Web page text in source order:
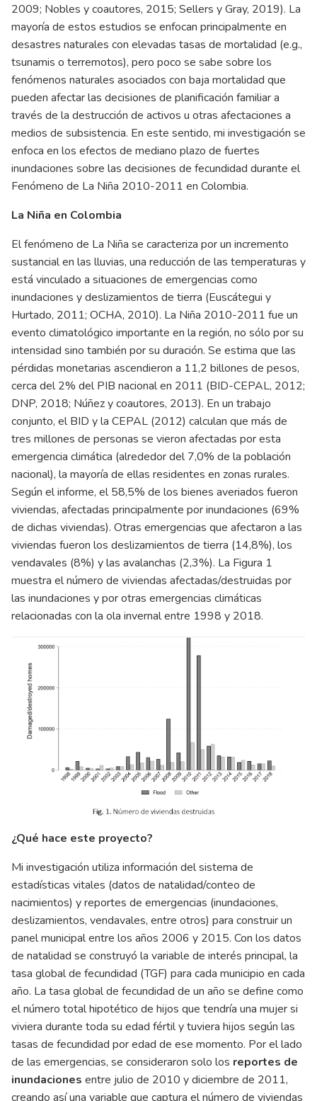
2009; Nobles y coautores, 2015; Sellers y Gray, 2019). La
mayoría de estos estudios se enfocan principalmente en
desastres naturales con elevadas tasas de mortalidad (e.g.,
tsunamis o terremotos), pero poco se sabe sobre los
fenómenos naturales asociados con baja mortalidad que
pueden afectar las decisiones de planificación familiar a
través de la destrucción de activos u otras afectaciones a
medios de subsistencia. En este sentido, mi investigación se
enfoca en los efectos de mediano plazo de fuertes
inundaciones sobre las decisiones de fecundidad durante el
Fenómeno de La Niña 2010-2011 en Colombia.
La Niña en Colombia
El fenómeno de La Niña se caracteriza por un incremento
sustancial en las lluvias, una reducción de las temperaturas y
está vinculado a situaciones de emergencias como
inundaciones y deslizamientos de tierra (Euscátegui y
Hurtado, 2011; OCHA, 2010). La Niña 2010-2011 fue un
evento climatológico importante en la región, no sólo por su
intensidad sino también por su duración. Se estima que las
pérdidas monetarias ascendieron a 11,2 billones de pesos,
cerca del 2% del PIB nacional en 2011 (BID-CEPAL, 2012;
DNP, 2018; Núñez y coautores, 2013). En un trabajo
conjunto, el BID y la CEPAL (2012) calculan que más de
tres millones de personas se vieron afectadas por esta
emergencia climática (alrededor del 7,0% de la población
nacional), la mayoría de ellas residentes en zonas rurales.
Según el informe, el 58,5% de los bienes averiados fueron
viviendas, afectadas principalmente por inundaciones (69%
de dichas viviendas). Otras emergencias que afectaron a las
viviendas fueron los deslizamientos de tierra (14,8%), los
vendavales (8%) y las avalanchas (2,3%). La Figura 1
muestra el número de viviendas afectadas/destruidas por
las inundaciones y por otras emergencias climáticas
relacionadas con la ola invernal entre 1998 y 2018.
¿Qué hace este proyecto?
Mi investigación utiliza información del sistema de
estadísticas vitales (datos de natalidad/conteo de
nacimientos) y reportes de emergencias (inundaciones,
deslizamientos, vendavales, entre otros) para construir un
panel municipal entre los años 2006 y 2015. Con los datos
de natalidad se construyó la variable de interés principal, la
tasa global de fecundidad (TGF) para cada municipio en cada
año. La tasa global de fecundidad de un año se define como
el número total hipotético de hijos que tendría una mujer si
viviera durante toda su edad fértil y tuviera hijos según las
tasas de fecundidad por edad de ese momento. Por el lado
de las emergencias, se consideraron solo los reportes de
inundaciones entre julio de 2010 y diciembre de 2011,
creando así una variable que captura el número de viviendas